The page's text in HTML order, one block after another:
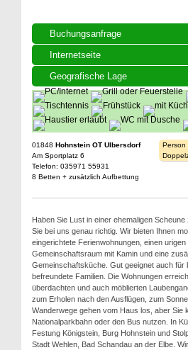
Buchungsanfrage
Internetseite
Geografische Lage
01848 Hohnstein OT Ulbersdorf
Am Sportplatz 6
Telefon: 035971 55931
8 Betten + zusätzlich Aufbettung
Person
Haben Sie Lust in einer ehemaligen
Sie bei uns genau richtig. Wir bieten Ihnen
eingerichtete Ferienwohnungen, einen
Gemeinschaftsraum mit Kamin und eine
Gemeinschaftsküche. Gut geeignet auch für
befreundete Familien. Die Wohnungen
überdachten und auch möblierten
zum Erholen nach den Ausflügen, zum
Wanderwege gehen vom Haus los, aber Sie
Nationalparkbahn oder den Bus nutzen. In
Festung Königstein, Burg Hohnstein und
Stadt Wehlen, Bad Schandau an der Elbe.